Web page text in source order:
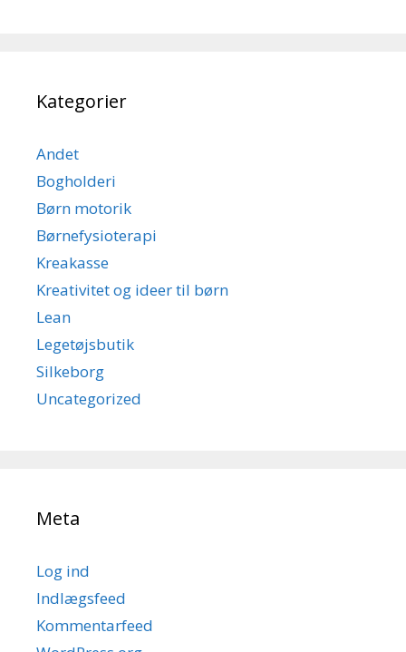
Kategorier
Andet
Bogholderi
Børn motorik
Børnefysioterapi
Kreakasse
Kreativitet og ideer til børn
Lean
Legetøjsbutik
Silkeborg
Uncategorized
Meta
Log ind
Indlægsfeed
Kommentarfeed